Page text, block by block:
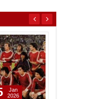
Jan
2026